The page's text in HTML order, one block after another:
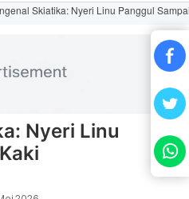
Skiatika: Nyeri Linu Panggul
Nyeri Linu